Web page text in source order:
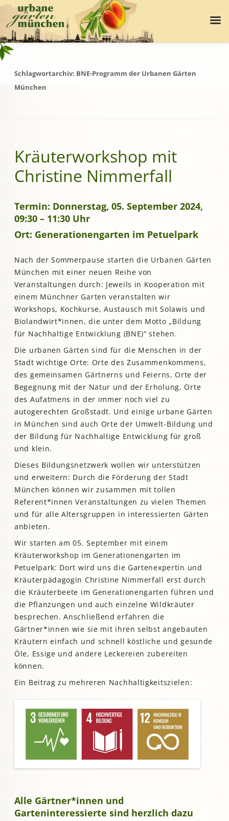
Schlagwortarchiv: BNE-Programm der Urbanen Gärten
München
Kräuterworkshop mit
Christine Nimmerfall
Termin: Donnerstag, 05. September 2024,
09:30 – 11:30 Uhr
Ort: Generationengarten im Petuelpark
Nach der Sommerpause starten die Urbanen Gärten
München mit einer neuen Reihe von
Veranstaltungen durch: Jeweils in Kooperation mit
einem Münchner Garten veranstalten wir
Workshops, Kochkurse, Austausch mit Solawis und
Biolandwirt*innen, die unter dem Motto „Bildung
für Nachhaltige Entwicklung (BNE)“ stehen.
Die urbanen Gärten sind für die Menschen in der
Stadt wichtige Orte: Orte des Zusammenkommens,
des gemeinsamen Gärtnerns und Feierns, Orte der
Begegnung mit der Natur und der Erholung, Orte
des Aufatmens in der immer noch viel zu
autogerechten Großstadt. Und einige urbane Gärten
in München sind auch Orte der Umwelt-Bildung und
der Bildung für Nachhaltige Entwicklung für groß
und klein.
Dieses Bildungsnetzwerk wollen wir unterstützen
und erweitern: Durch die Förderung der Stadt
München können wir zusammen mit tollen
Referent*innen Veranstaltungen zu vielen Themen
und für alle Altersgruppen in interessierten Gärten
anbieten.
Wir starten am 05. September mit einem
Kräuterworkshop im Generationengarten im
Petuelpark: Dort wird uns die Gartenexpertin und
Kräuterpädagogin Christine Nimmerfall erst durch
die Kräuterbeete im Generationengarten führen und
die Pflanzungen und auch einzelne Wildkräuter
besprechen. Anschließend erfahren die
Gärtner*innen wie sie mit ihren selbst angebauten
Kräutern einfach und schnell köstliche und gesunde
Öle, Essige und andere Leckereien zubereiten
können.
Ein Beitrag zu mehreren Nachhaltigkeitszielen:
Alle Gärtner*innen und
Garteninteressierte sind herzlich dazu